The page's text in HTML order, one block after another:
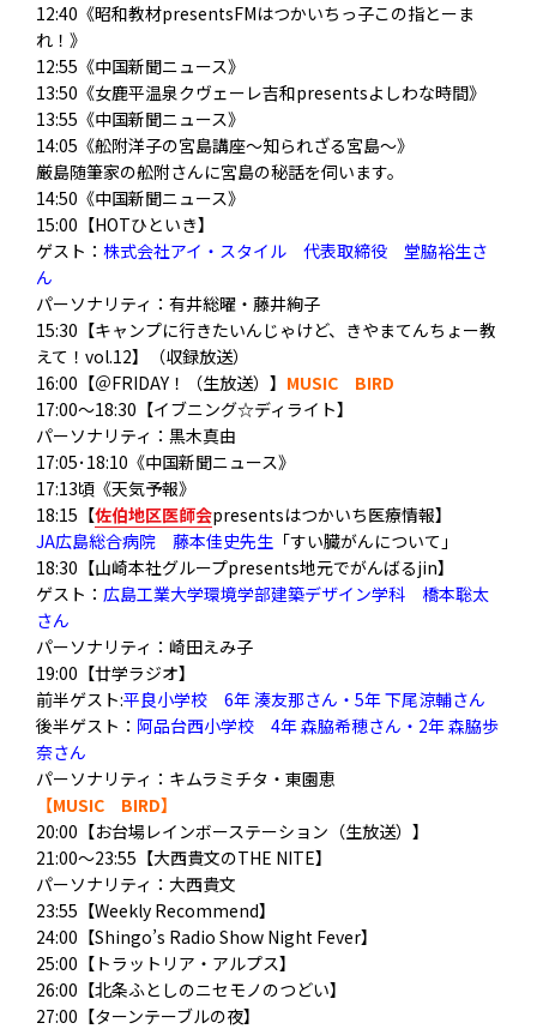
12:40《昭和教材presentsFMはつかいちっ子この指とーま
れ！》
12:55《中国新聞ニュース》
13:50《女鹿平温泉クヴェーレ吉和presentsよしわな時間》
13:55《中国新聞ニュース》
14:05《舩附洋子の宮島講座～知られざる宮島～》
厳島随筆家の舩附さんに宮島の秘話を伺います。
14:50《中国新聞ニュース》
15:00【HOTひといき】
ゲスト： 株式会社アイ・スタイル 代表取締役 堂脇裕生さ
ん
パーソナリティ ：有井総曜・藤井絢子
15:30【キャンプに行きたいんじゃけど、きやまてんちょー教
えて！vol.12】（収録放送）
16:00【＠FRIDAY！（生放送）】 MUSIC BIRD
17:00～18:30【イブニング☆ディライト】
パーソナリティ：黒木真由
17:05･18:10《中国新聞ニュース》
17:13頃《天気予報》
18:15【佐伯地区医師会presentsはつかいち医療情報】
JA広島総合病院 藤本佳史先生 「すい臓がんについて」
18:30【山崎本社グループpresents地元でがんばるjin】
ゲスト： 広島工業大学環境学部建築デザイン学科 橋本聡太
さん
パーソナリティ：崎田えみ子
19:00【廿学ラジオ】
前半ゲスト:平良小学校 6年 湊友那さん・5年 下尾涼輔さん
後半ゲスト： 阿品台西小学校 4年 森脇希穂さん・2年 森脇歩
奈さん
パーソナリティ：キムラミチタ・東園恵
【MUSIC BIRD】
20:00【お台場レインボーステーション（生放送）】
21:00～23:55【大西貴文のTHE NITE】
パーソナリティ：大西貴文
23:55【Weekly Recommend】
24:00【Shingo’s Radio Show Night Fever】
25:00【トラットリア・アルプス】
26:00【北条ふとしのニセモノのつどい】
27:00【ターンテーブルの夜】